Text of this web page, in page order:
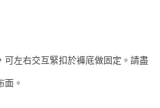
左右交互緊扣於褲底做固定。請盡
面。